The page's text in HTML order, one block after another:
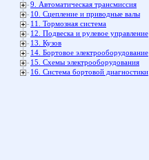
9. Автоматическая трансмиссия
10. Сцепление и приводные валы
11. Тормозная система
12. Подвеска и рулевое управление
13. Кузов
14. Бортовое электрооборудование
15. Схемы электрооборудования
16. Система бортовой диагностики